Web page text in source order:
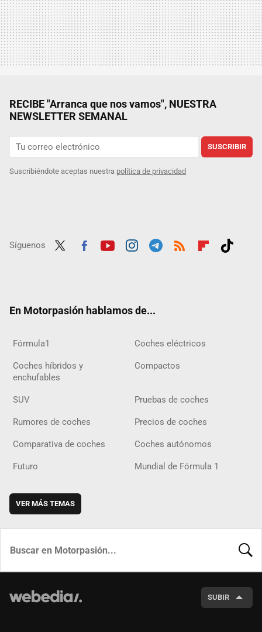
RECIBE "Arranca que nos vamos", NUESTRA
NEWSLETTER SEMANAL
SUSCRIBIR
Suscribiéndote aceptas nuestra política de privacidad
Síguenos
En Motorpasión hablamos de...
Fórmula1 Coches eléctricos
Coches híbridos y
enchufables
Compactos
SUV Pruebas de coches
Rumores de coches Precios de coches
Comparativa de coches Coches autónomos
Futuro Mundial de Fórmula 1
VER MÁS TEMAS
SUBIR